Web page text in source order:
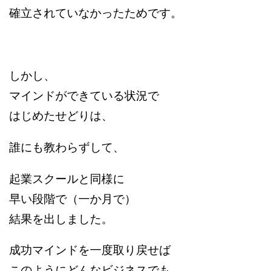
確立されていなかったためです。
しかし、
マインドができている状況で
はじめたせどりは、
誰にも教わらずして、
起業スクールと同様に
早い段階で（一か月で）
結果を出しました。
成功マインドを一度取り戻せば